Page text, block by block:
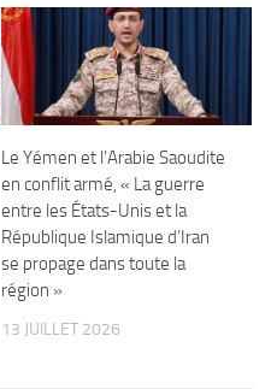
Le Yémen et l’Arabie Saoudite
en conflit armé, « La guerre
entre les États-Unis et la
République Islamique d’Iran
se propage dans toute la
région »
13 JUILLET 2026